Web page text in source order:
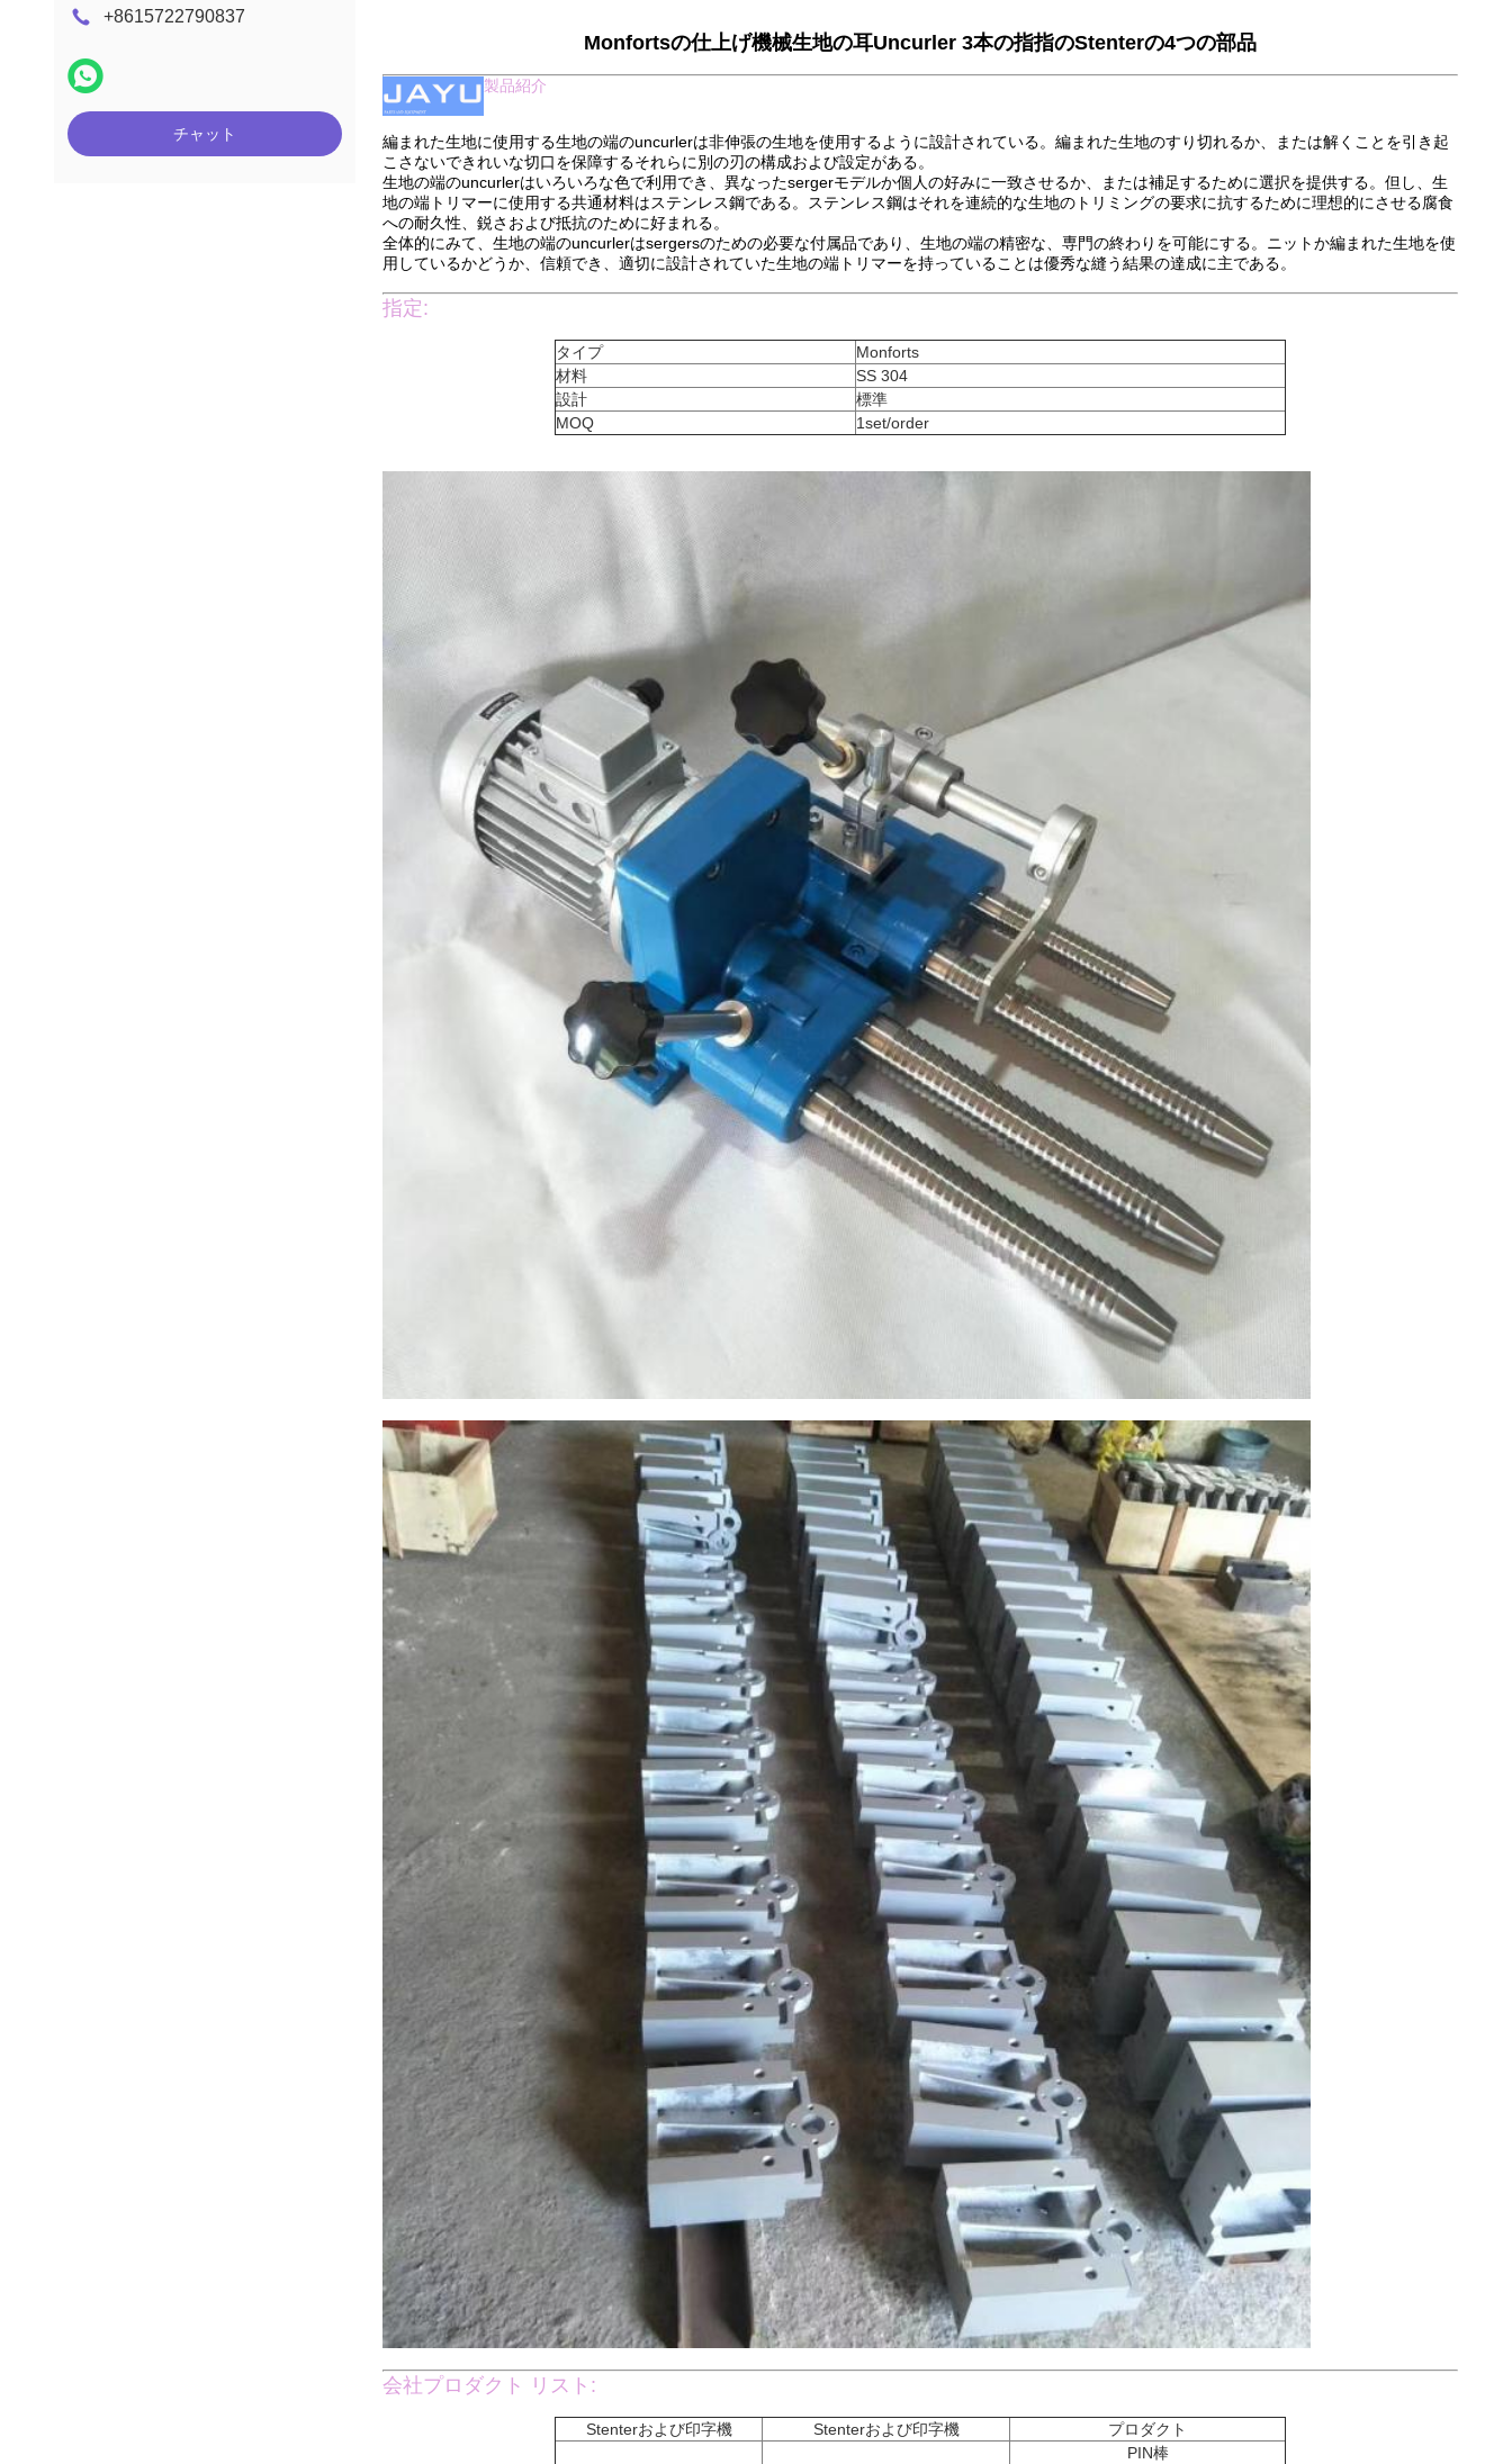
+8615722790837
チャット
Monfortsの仕上げ機械生地の耳Uncurler 3本の指指のStenterの4つの部品
製品紹介
編まれた生地に使用する生地の端のuncurlerは非伸張の生地を使用するように設計されている。編まれた生地のすり切れるか、または解くことを引き起
こさないできれいな切口を保障するそれらに別の刃の構成および設定がある。
生地の端のuncurlerはいろいろな色で利用でき、異なったsergerモデルか個人の好みに一致させるか、または補足するために選択を提供する。但し、生
地の端トリマーに使用する共通材料はステンレス鋼である。ステンレス鋼はそれを連続的な生地のトリミングの要求に抗するために理想的にさせる腐食
への耐久性、鋭さおよび抵抗のために好まれる。
全体的にみて、生地の端のuncurlerはsergersのための必要な付属品であり、生地の端の精密な、専門の終わりを可能にする。ニットか編まれた生地を使
用しているかどうか、信頼でき、適切に設計されていた生地の端トリマーを持っていることは優秀な縫う結果の達成に主である。
指定:
タイプ
Monforts
材料
SS 304
設計
標準
MOQ
1set/order
会社プロダクト リスト:
Stenterおよび印字機 Stenterおよび印字機
プロダクト
PIN棒